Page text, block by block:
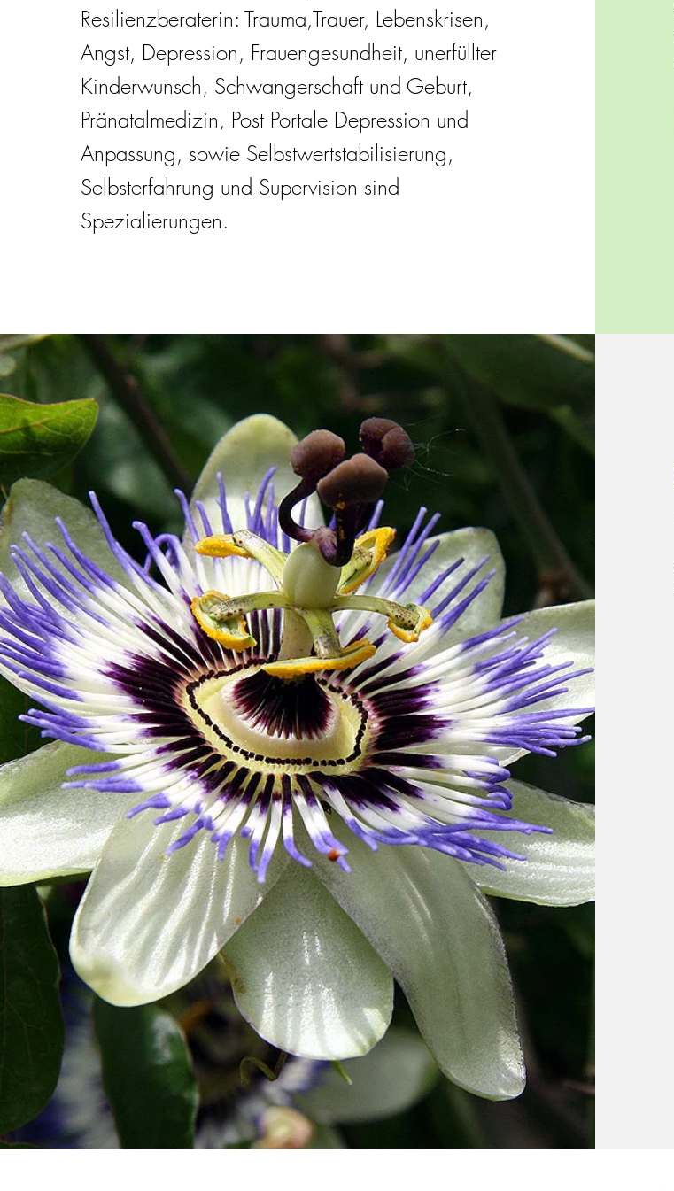
Resilienzberaterin: Trauma,Trauer, Lebenskrisen,
Angst, Depression, Frauengesundheit, unerfüllter
Kinderwunsch, Schwangerschaft und Geburt,
Pränatalmedizin, Post Portale Depression und
Anpassung, sowie Selbstwertstabilisierung,
Selbsterfahrung und Supervision sind
Spezialierungen.